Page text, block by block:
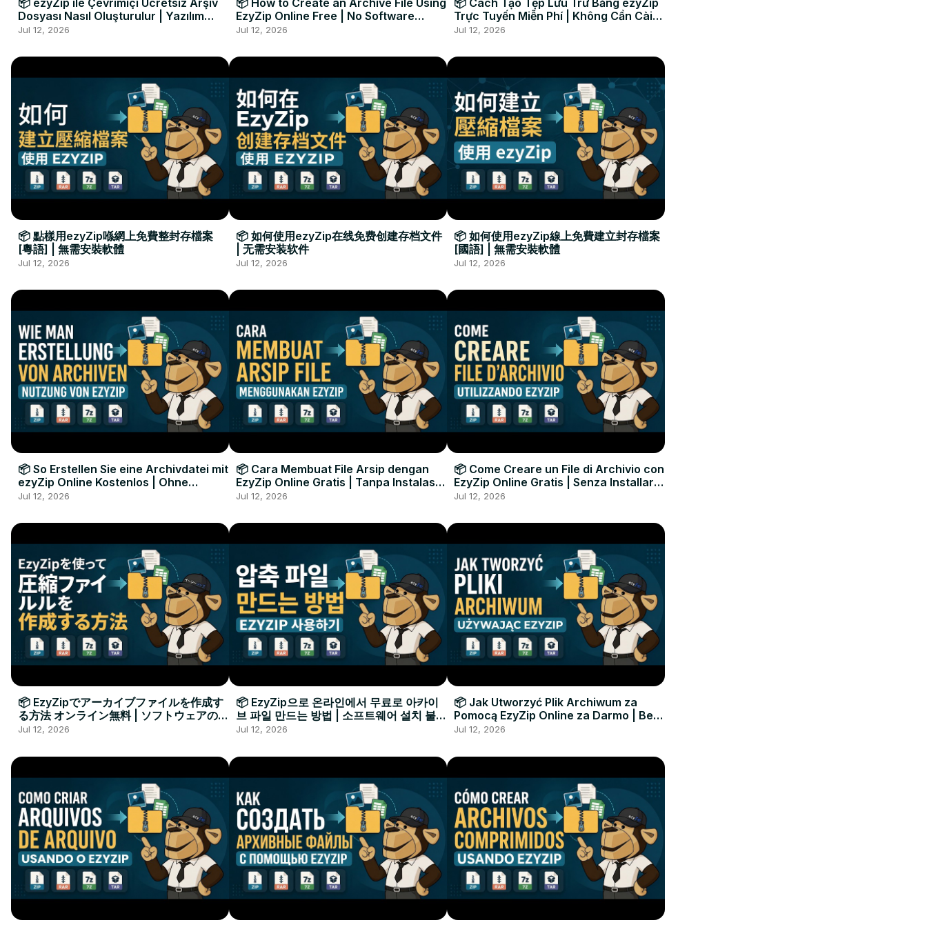
Dosyası Nasıl Oluşturulur | Yazılım
Kurulumu Gerekmez
Jul 12, 2026
EzyZip Online Free | No Software
Installation Required
Jul 12, 2026
Trực Tuyến Miễn Phí | Không Cần Cài
Đặt Phần Mềm
Jul 12, 2026
📦 點樣用ezyZip喺網上免費整封存檔案
[粵語] | 無需安裝軟體
Jul 12, 2026
📦 如何使用ezyZip在线免费创建存档文件
| 无需安装软件
Jul 12, 2026
📦 如何使用ezyZip線上免費建立封存檔案
[國語] | 無需安裝軟體
Jul 12, 2026
📦 So Erstellen Sie eine Archivdatei mit
ezyZip Online Kostenlos | Ohne
Softwareinstallation
Jul 12, 2026
📦 Cara Membuat File Arsip dengan
EzyZip Online Gratis | Tanpa Instalasi
Perangkat Lunak
Jul 12, 2026
📦 Come Creare un File di Archivio con
EzyZip Online Gratis | Senza Installare
Software
Jul 12, 2026
📦 EzyZipでアーカイブファイルを作成す
る方法 オンライン無料 | ソフトウェアのイ
ンストール不要
Jul 12, 2026
📦 EzyZip으로 온라인에서 무료로 아카이
브 파일 만드는 방법 | 소프트웨어 설치 불필
요
Jul 12, 2026
📦 Jak Utworzyć Plik Archiwum za
Pomocą EzyZip Online za Darmo | Bez
Instalacji Oprogramowania
Jul 12, 2026